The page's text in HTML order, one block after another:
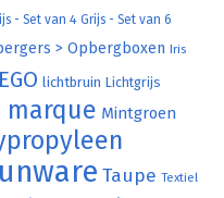
- Set van 4 Grijs - Set van 6
> Opbergboxen Iris
lichtbruin Lichtgrijs
marque Mintgroen
Taupe Textiel